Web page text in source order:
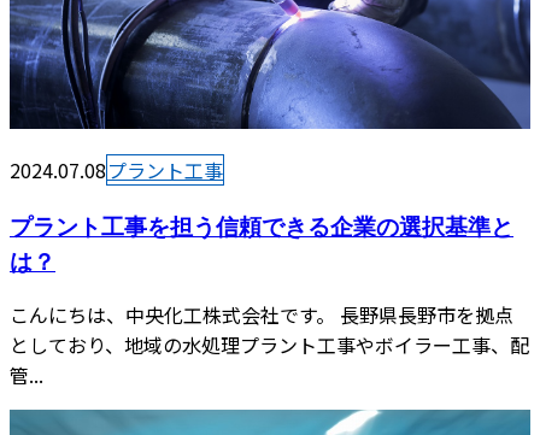
2024.07.08プラント工事
プラント工事を担う信頼できる企業の選択基準と
は？
こんにちは、中央化工株式会社です。 長野県長野市を拠点
としており、地域の水処理プラント工事やボイラー工事、配
管...